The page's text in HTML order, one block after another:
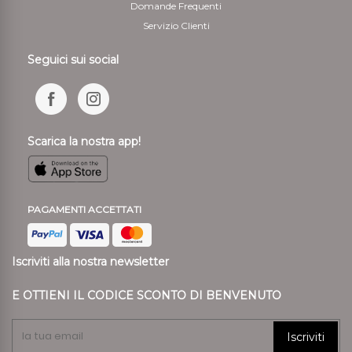
Domande Frequenti
Servizio Clienti
Seguici sui social
Scarica la nostra app!
PAGAMENTI ACCETTATI
Iscriviti alla nostra newsletter
E OTTIENI IL CODICE SCONTO DI BENVENUTO
Iscriviti